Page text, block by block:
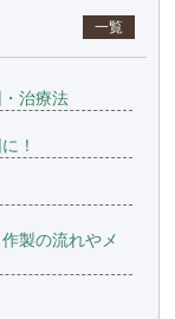
一覧
治療法
！
製の流れやメ